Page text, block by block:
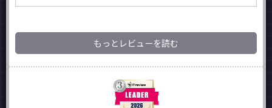
もっとレビューを読む